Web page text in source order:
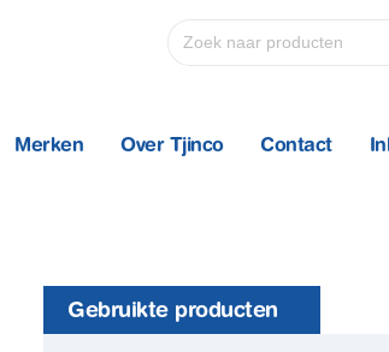
Merken Over Tjinco Contact
Gebruikte producten